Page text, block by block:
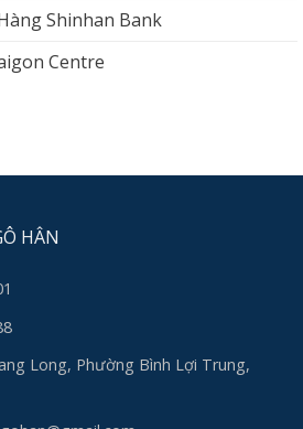
Shinhan Bank
Centre
HÂN
Long, Phường Bình Lợi Trung,